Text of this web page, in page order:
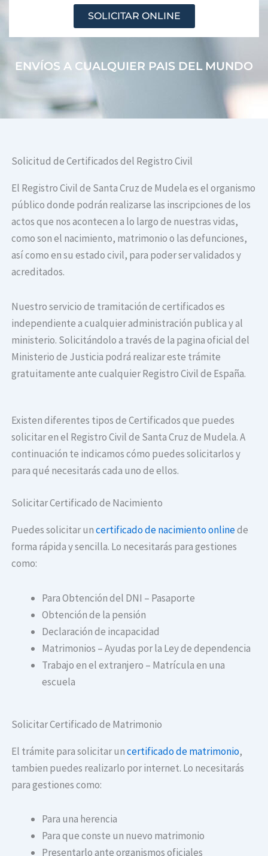
SOLICITAR ONLINE
ENVÍOS A CUALQUIER PAIS DEL MUNDO
Solicitud de Certificados del Registro Civil
El Registro Civil de Santa Cruz de Mudela es el organismo
público donde podrán realizarse las inscripciones de los
actos que nos acontecen a lo largo de nuestras vidas,
como son el nacimiento, matrimonio o las defunciones,
así como en su estado civil, para poder ser validados y
acreditados.
Nuestro servicio de tramitación de certificados es
independiente a cualquier administración publica y al
ministerio. Solicitándolo a través de la pagina oficial del
Ministerio de Justicia podrá realizar este trámite
gratuitamente ante cualquier Registro Civil de España.
Existen diferentes tipos de Certificados que puedes
solicitar en el Registro Civil de Santa Cruz de Mudela. A
continuación te indicamos cómo puedes solicitarlos y
para qué necesitarás cada uno de ellos.
Solicitar Certificado de Nacimiento
Puedes solicitar uncertificado de nacimiento onlinede
forma rápida y sencilla. Lo necesitarás para gestiones
como:
Para Obtención del DNI – Pasaporte
Obtención de la pensión
Declaración de incapacidad
Matrimonios – Ayudas por la Ley de dependencia
Trabajo en el extranjero – Matrícula en una
escuela
Solicitar Certificado de Matrimonio
El trámite para solicitar uncertificado de matrimonio,
tambien puedes realizarlo por internet. Lo necesitarás
para gestiones como:
Para una herencia
Para que conste un nuevo matrimonio
Presentarlo ante organismos oficiales